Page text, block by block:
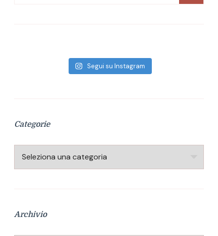
Segui su Instagram
Categorie
Categorie
Archivio